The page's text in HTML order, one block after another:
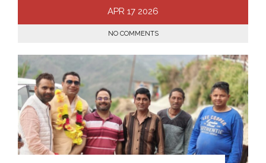
APR 17 2026
NO COMMENTS